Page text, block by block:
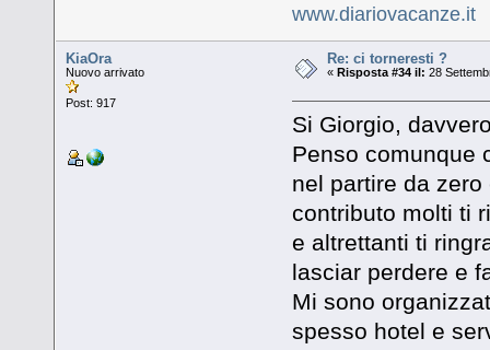
www.diariovacanze.it
KiaOra
Nuovo arrivato
Post: 917
Re: ci torneresti ?
«Risposta #34 il: 28
Si Giorgio,
Penso comunque
nel partire da
contributo molti ti
e altrettanti ti
lasciar perdere e
Mi sono
spesso hotel e